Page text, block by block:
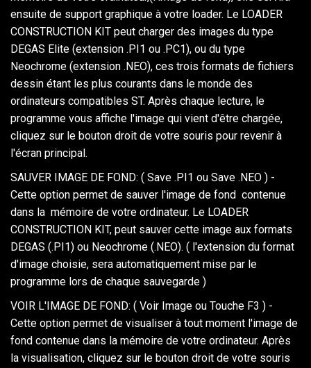
ensuite de support graphique à votre loader. Le LOADER
CONSTRUCTION KIT peut charger des images du type
DEGAS Elite (extension .PI1 ou .PC1), ou du type
Neochrome (extension .NEO), ces trois formats de fichiers
dessin étant les plus courants dans le monde des
ordinateurs compatibles ST. Après chaque lecture, le
programme vous affiche l'image qui vient d'être chargée,
cliquez sur le bouton droit de votre souris pour revenir à
l'écran principal.
SAUVER IMAGE DE FOND: ( Save .PI1 ou Save .NEO ) -
Cette option permet de sauver l'image de fond contenue
dans la mémoire de votre ordinateur. Le LOADER
CONSTRUCTION KIT, peut sauver cette image aux formats
DEGAS (.PI1) ou Neochrome (.NEO). ( l'extension du format
d'image choisie, sera automatiquement mise par le
programme lors de chaque sauvegarde )
VOIR L'IMAGE DE FOND: ( Voir Image ou Touche F3 ) -
Cette option permet de visualiser à tout moment l'image de
fond contenue dans la mémoire de votre ordinateur. Après
la visualisation, cliquez sur le bouton droit de votre souris